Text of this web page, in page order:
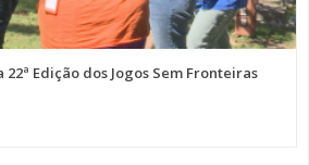
22ª Edição dos Jogos Sem Fronteiras